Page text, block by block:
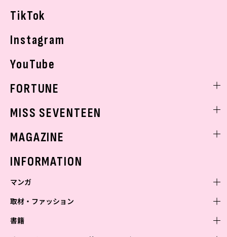
TikTok
Instagram
YouTube
FORTUNE
MISS SEVENTEEN
MAGAZINE
INFORMATION
マンガ
少年マンガ
青年マンガ
取材・ファッション
ファッション・美容
書籍